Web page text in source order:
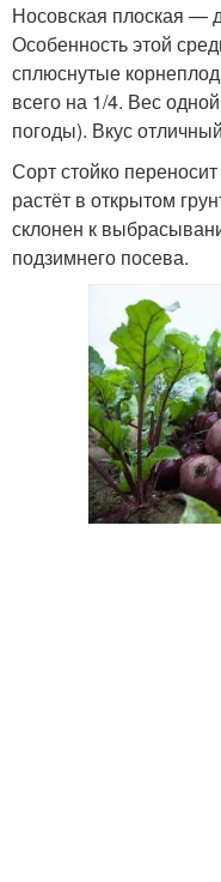
Виноград в
Капусты в погребе
Условия в погребе
Капусты перед
хранением
Носовская плоская —
Особенность этой
сплюснутые
всего на 1/4. Вес
погоды). Вкус
Сорт стойко
растёт в открытом
склонен к
подзимнего посева.